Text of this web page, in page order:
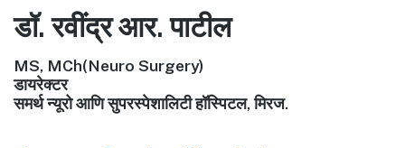
डॉ. रवींद्र आर. पाटील
MS, MCh(Neuro Surgery)
डायरेक्टर
समर्थ न्यूरो आणि सुपरस्पेशालिटी हॉस्पिटल, मिरज.